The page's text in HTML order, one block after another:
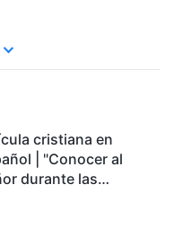
cristiana en
| "Conocer al
durante las